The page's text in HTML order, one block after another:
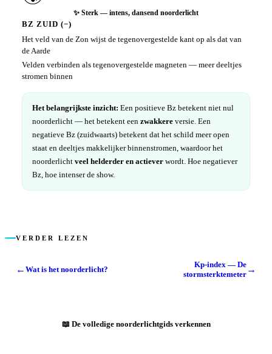
✨ Sterk — intens, dansend noorderlicht
BZ ZUID (−)
Het veld van de Zon wijst de tegenovergestelde kant op als dat van
de Aarde
Velden verbinden als tegenovergestelde magneten — meer deeltjes
stromen binnen
Het belangrijkste inzicht: Een positieve Bz betekent niet nul
noorderlicht — het betekent een zwakkere versie. Een
negatieve Bz (zuidwaarts) betekent dat het schild meer open
staat en deeltjes makkelijker binnenstromen, waardoor het
noorderlicht veel helderder en actiever wordt. Hoe negatiever
Bz, hoe intenser de show.
VERDER LEZEN
← Wat is het noorderlicht?
Kp-index — De
stormsterktemeter →
📖 De volledige noorderlicht­gids verkennen